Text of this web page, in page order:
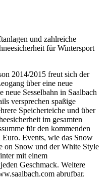
und zahlreiche
für Wintersport
2014/2015 freut sich der
über eine neue
Sesselbahn in Saalbach
versprechen spaßige
Speicherteiche und über
im gesamten
für den kommenden
Events, wie das Snow
on Snow und der White Style
mit einem
Geschmack. Weitere
abrufbar.